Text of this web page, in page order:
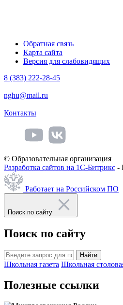
Обратная связь
Карта сайта
Версия для слабовидящих
8 (383) 222-28-45
nghu@mail.ru
Контакты
© Образовательная организация
Разработка сайтов на 1С-Битрикс -
Работает на Российском ПО
Поиск по сайту
Поиск по сайту
Найти
Школьная газета Школьная
Полезные ссылки